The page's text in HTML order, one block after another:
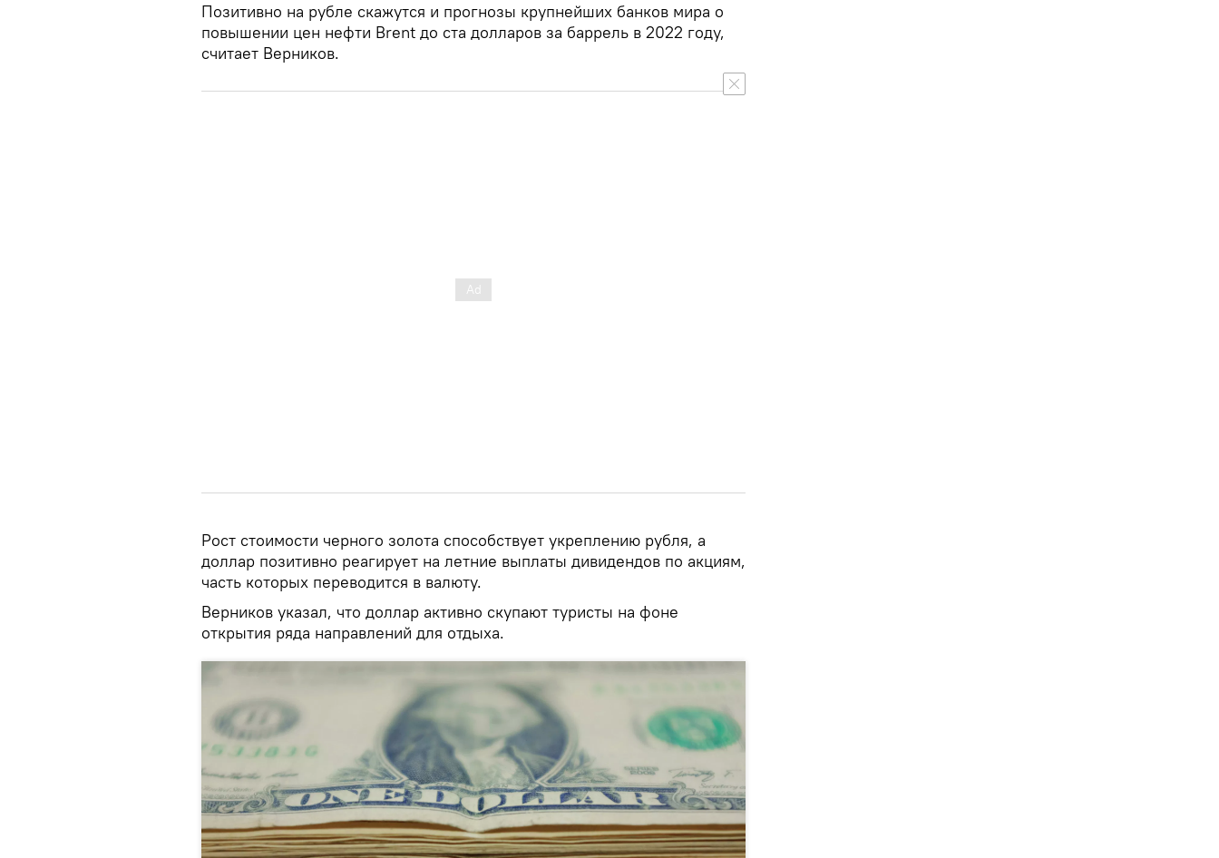
Позитивно на рубле скажутся и прогнозы крупнейших банков мира о
повышении цен нефти Brent до ста долларов за баррель в 2022 году,
считает Верников.
Рост стоимости черного золота способствует укреплению рубля, а
доллар позитивно реагирует на летние выплаты дивидендов по акциям,
часть которых переводится в валюту.
Верников указал, что доллар активно скупают туристы на фоне
открытия ряда направлений для отдыха.